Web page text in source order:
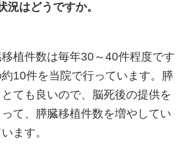
況はどうですか。
植件数は毎年30～40件程度です
10件を当院で行っています。膵
ても良いので、脳死後の提供を
て、膵臓移植件数を増やしてい
ます。